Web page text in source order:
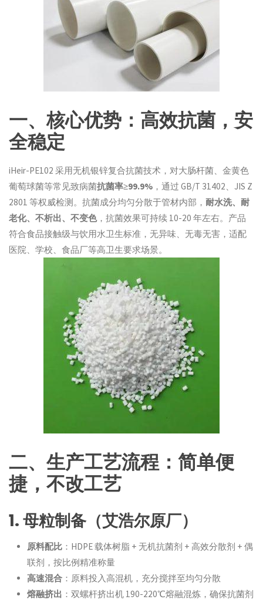
一、核心优势：高效抗菌，安
全稳定
iHeir-PE102 采用无机银锌复合抗菌技术，对大肠杆菌、金黄色
葡萄球菌等常见致病菌抗菌率≥99.9% ，通过 GB/T 31402、JIS Z
2801 等权威检测。抗菌成分均匀分散于管材内部，耐水洗、耐
老化、不析出、不变色，抗菌效果可持续 10-20 年左右。产品
符合食品接触级与饮用水卫生标准，无异味、无毒无害，适配
医院、学校、食品厂等高卫生要求场景。
二、生产工艺流程：简单便
捷，不改工艺
1. 母粒制备（艾浩尔原厂）
原料配比：HDPE 载体树脂 + 无机抗菌剂 + 高效分散剂 + 偶
联剂，按比例精准称量
高速混合：原料投入高混机，充分搅拌至均匀分散
熔融挤出 ：双螺杆挤出机 190-220℃熔融混炼，确保抗菌剂